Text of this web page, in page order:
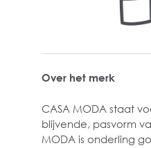
Over het merk
CASA MODA staat
blijvende, pasvorm
MODA is onderling